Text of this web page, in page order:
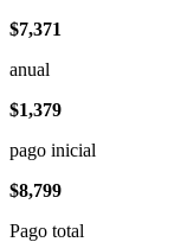
$7,371
anual
$1,379
pago inicial
$8,799
Pago total